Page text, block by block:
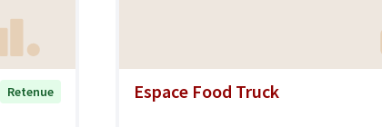
Retenue Espace Food Truck